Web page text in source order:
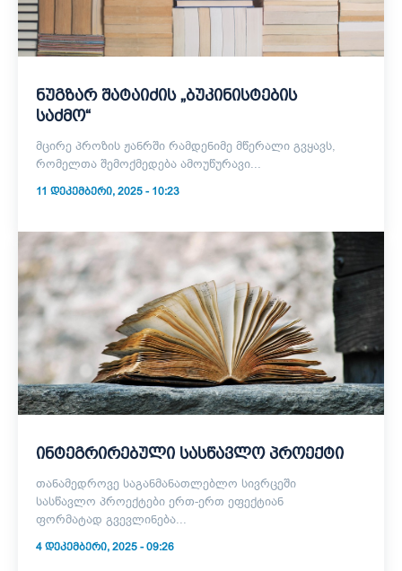
ნუგზარ შატაიძის „ბუკინისტების
საძმო“
მცირე პროზის ჟანრში რამდენიმე მწერალი გვყავს,
რომელთა შემოქმედება ამოუწურავი...
11 ᲓᲔᲙᲔᲛᲑᲔᲠᲘ, 2025 - 10:23
ინტეგრირებული სასწავლო პროექტი
თანამედროვე საგანმანათლებლო სივრცეში
სასწავლო პროექტები ერთ-ერთ ეფექტიან
ფორმატად გვევლინება...
4 ᲓᲔᲙᲔᲛᲑᲔᲠᲘ, 2025 - 09:26